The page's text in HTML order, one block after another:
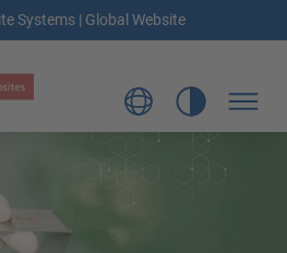
Systems | Global Website